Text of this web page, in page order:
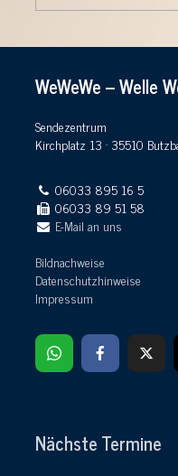
WeWeWe – Welle
Sendezentrum
Kirchplatz 13 · 35510
06033 895 16 5
06033 89 51 58
E-Mail an uns
Bildnachweise
Datenschutzhinweise
Impressum
Nächste Termine